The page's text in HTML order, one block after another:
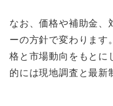
なお、価格や補助金、
ーの方針で変わりま
格と市場動向をもと
的には現地調査と最新